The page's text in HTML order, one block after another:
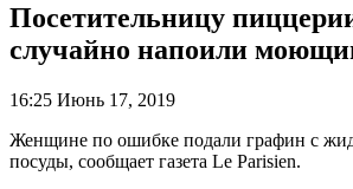
Посетительницу
случайно напоили
16:25 Июнь 17, 2019
Женщине по ошибке подали графин с
посуды, сообщает газета Le Parisien.